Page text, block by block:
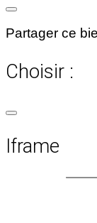
Partager ce
Choisir :
Iframe